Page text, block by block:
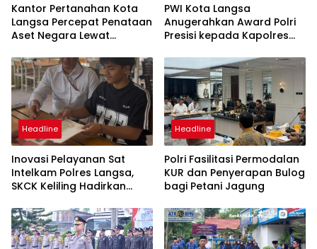
Kantor Pertanahan Kota
Langsa Percepat Penataan
Aset Negara Lewat
PWI Kota Langsa
Anugerahkan Award Polri
Presisi kepada Kapolres
Headline
Inovasi Pelayanan Sat
Intelkam Polres Langsa,
SKCK Keliling Hadirkan
Mudah dan Humanis
Headline
Polri Fasilitasi Permodalan
KUR dan Penyerapan Bulog
bagi Petani Jagung